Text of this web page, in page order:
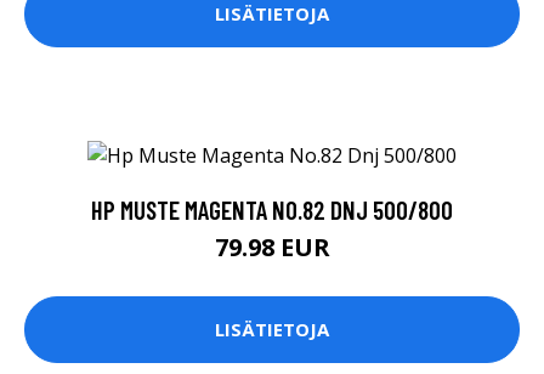
LISÄTIETOJA
HP MUSTE MAGENTA NO.82 DNJ 500/800
79.98 EUR
LISÄTIETOJA